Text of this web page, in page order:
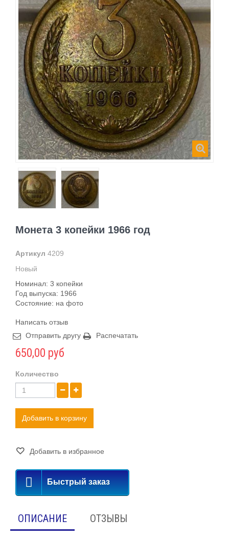
Монета 3 копейки 1966 год
Артикул 4209
Новый
Номинал: 3 копейки
Год выпуска: 1966
Состояние: на фото
Написать отзыв
Отправить другу
Распечатать
650,00 руб
Количество
Добавить в корзину
Добавить в избранное
Быстрый заказ
ОПИСАНИЕ
ОТЗЫВЫ